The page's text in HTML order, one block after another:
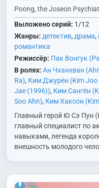
Poong, the Joseon
Выложено серий: 1/12
Жанры: детектив, драма,
романтика
Режиссёр: Пак Вонгук
В ролях: Ан Чханхван
Ra), Ким Джурён (Kim Joo
Jae (1996)), Ким Сангён
Soo Ahn), Ким Хаксон
Hyung Mook)
Ким Хянги
Ли Сохван (Lee Seo
Чон Вончхан (Jung Won
Ю Сонджу (Yoo
Главный герой Ю Сэ Пун
главный специалист по
навыками, легенда
внешность молодого